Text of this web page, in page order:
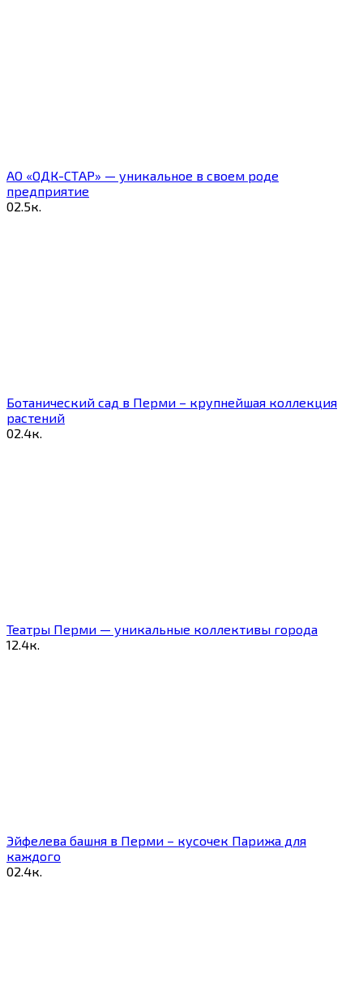
АО «ОДК-СТАР» — уникальное в своем роде
предприятие
02.5к.
Ботанический сад в Перми – крупнейшая коллекция
растений
02.4к.
Театры Перми — уникальные коллективы города
12.4к.
Эйфелева башня в Перми – кусочек Парижа для
каждого
02.4к.